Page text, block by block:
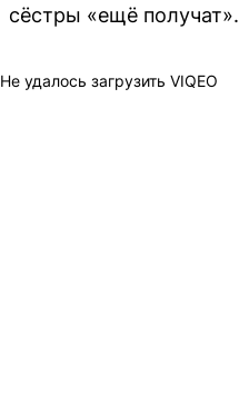
сёстры «ещё получат».
Не удалось загрузить VIQEO